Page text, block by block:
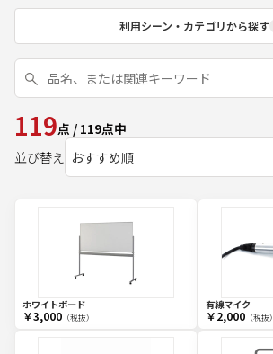
利用シーン・カテゴリから探す
119点 / 119点中
並び替え
ホワイトボード
￥3,000（税抜）
有線マイク
￥2,000（税抜）